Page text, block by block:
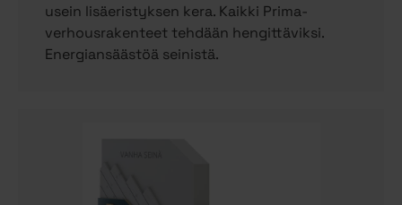
usein lisäeristyksen kera. Kaikki Prima-
verhousrakenteet tehdään hengittäviksi.
Energiansäästöä seinistä.